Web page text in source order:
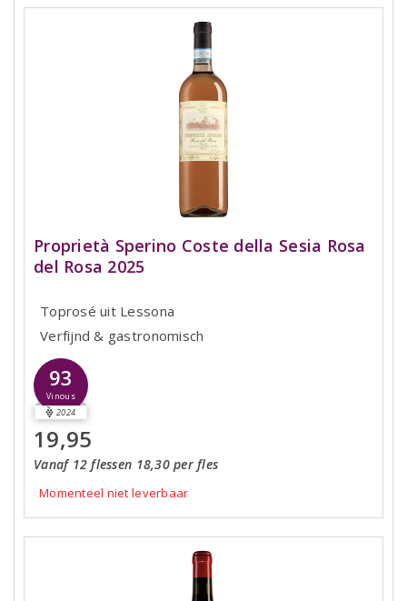
Proprietà Sperino Coste della Sesia Rosa
del Rosa 2025
Toprosé uit Lessona
Verfijnd & gastronomisch
93
Vinous
2024
19,95
Vanaf 12 flessen 18,30 per fles
Momenteel niet leverbaar